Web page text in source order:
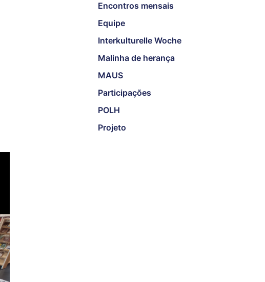
Encontros mensais
Equipe
Interkulturelle Woche
Malinha de herança
MAUS
Participações
POLH
Projeto